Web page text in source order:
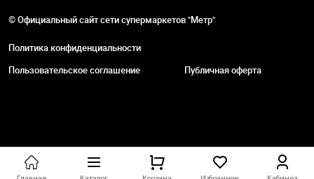
© Официальный сайт сети супермаркетов "Метр"
Политика конфиденциальности
Пользовательское соглашение
Публичная оферта